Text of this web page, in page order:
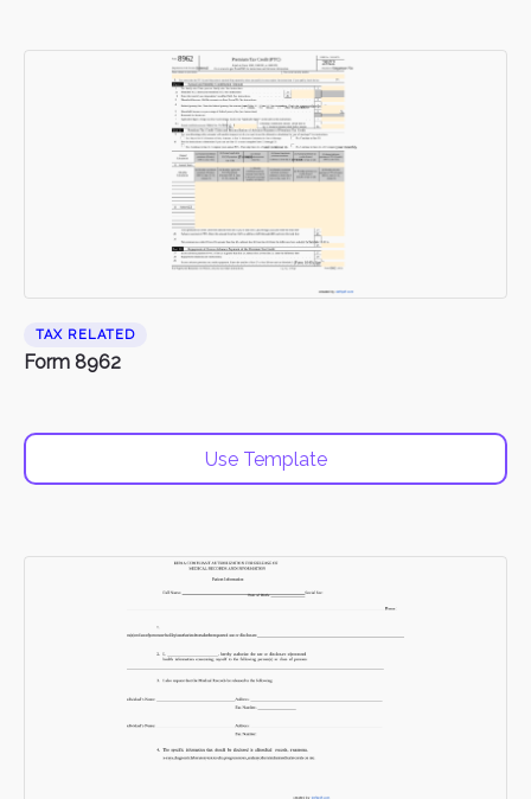
TAX RELATED
Form 8962
Use Template